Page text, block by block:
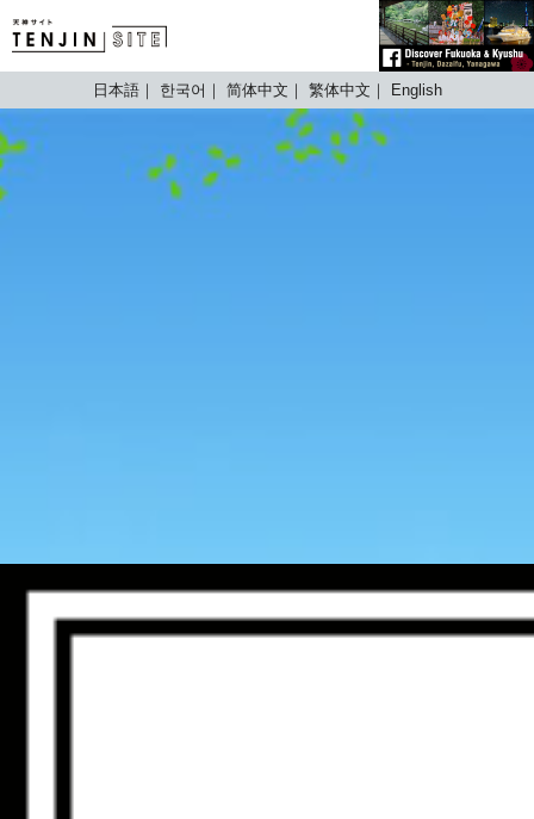
TENJIN SITE
日本語 한국어 简体中文 繁体中文 English